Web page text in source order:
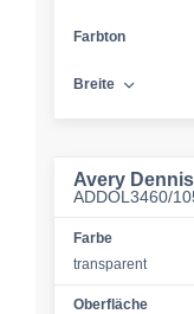
Farbton
Breite
Avery
ADDOL3460/
Farbe
transparent
Oberfläche